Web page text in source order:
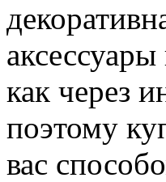
как через
поэтому
вас